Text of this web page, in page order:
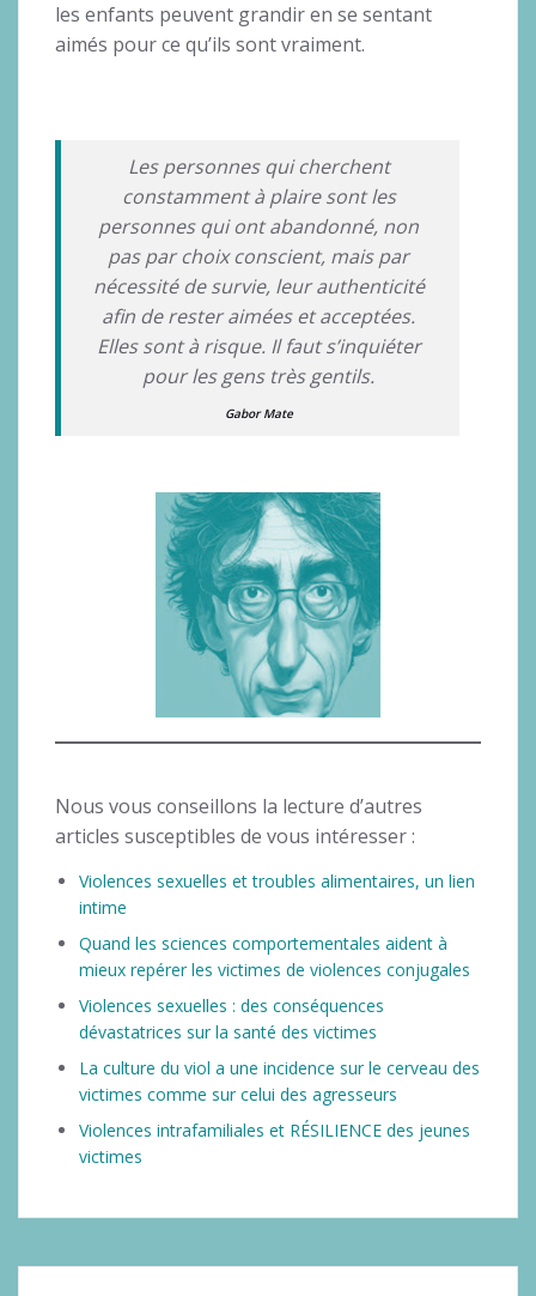
les enfants peuvent grandir en se sentant
aimés pour ce qu’ils sont vraiment.
Les personnes qui cherchent
constamment à plaire sont les
personnes qui ont abandonné, non
pas par choix conscient, mais par
nécessité de survie, leur authenticité
afin de rester aimées et acceptées.
Elles sont à risque. Il faut s’inquiéter
pour les gens très gentils.
Gabor Mate
Nous vous conseillons la lecture d’autres
articles susceptibles de vous intéresser :
Violences sexuelles et troubles alimentaires, un lien
intime
Quand les sciences comportementales aident à
mieux repérer les victimes de violences conjugales
Violences sexuelles : des conséquences
dévastatrices sur la santé des victimes
La culture du viol a une incidence sur le cerveau des
victimes comme sur celui des agresseurs
Violences intrafamiliales et RÉSILIENCE des jeunes
victimes